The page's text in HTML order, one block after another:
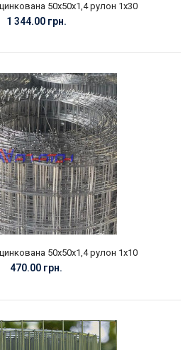
50х50х1,4 рулон 1х30
1 344.00 грн.
50х50х1,4 рулон 1х10
470.00 грн.